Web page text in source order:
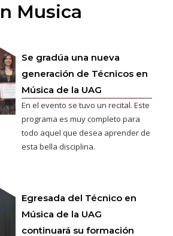
Musica
Se gradúa una nueva
generación de Técnicos en
Música de la UAG
En el evento se tuvo un recital. Este
programa es muy completo para
todo aquel que desea aprender de
esta bella disciplina.
Egresada del Técnico en
Música de la UAG
continuará su formación